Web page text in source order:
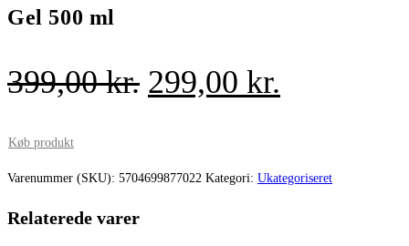
Gel 500 ml
399,00kr. Den
var:
299,00 kr.
er:
Køb produkt
Varenummer (SKU): 5704699877022 Kategori: Ukategoriseret
Relaterede varer